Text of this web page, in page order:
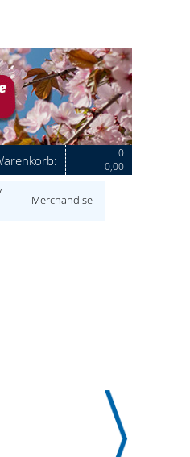
0
0,00
Merchandise